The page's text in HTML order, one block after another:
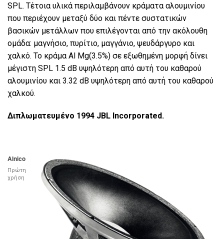
SPL. Τέτοια υλικά περιλαμβάνουν κράματα αλουμινίου
που περιέχουν μεταξύ δύο και πέντε συστατικών
βασικών μετάλλων που επιλέγονται από την ακόλουθη
ομάδα: μαγνήσιο, πυρίτιο, μαγγάνιο, ψευδάργυρο και
χαλκό. Το κράμα Al Mg(3.5%) σε εξωθημένη μορφή δίνει
μέγιστη SPL 1.5 dB υψηλότερη από αυτή του καθαρού
αλουμινίου και 3.32 dB υψηλότερη από αυτή του καθαρού
χαλκού.
Διπλωματευμένο 1994 JBL Incorporated.
Alnico
Πρώτη
χρήση